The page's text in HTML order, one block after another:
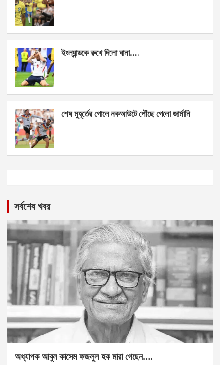
ইংল্যান্ডকে রুখে দিলো ঘানা….
শেষ মুহূর্তের গোলে নকআউটে পৌঁছে গেলো জার্মানি
সর্বশেষ খবর
অধ্যাপক আবুল কাসেম ফজলুল হক মারা গেছেন….